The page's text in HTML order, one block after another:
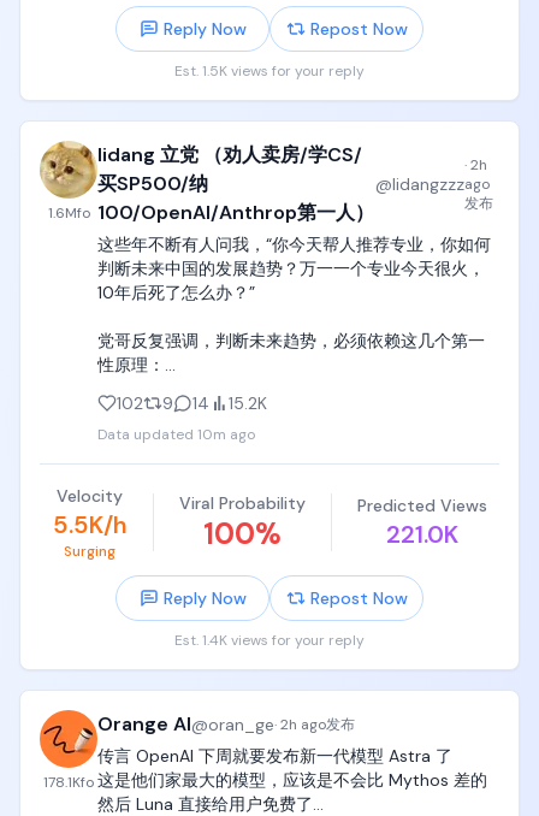
整个平台一套体系就能覆盖所有使用场景，用户对自
己的智能体项目拥有完全的控制权，全程没有任何锁
定约束，想换模型、换计费方式随时都能调整，完全
不用被平台的固定规则绑死。现在新用户直接去
ClawUp官网就能免费开启体验，平台自带试用期和赠
送的初始积分，上手的时候可以自由选择OpenClaw或
者Hermes运行时，挑好适合自己的模型使用方案之后
就能直接启动项目，全程用更合理的成本搭建出运行
效果更好的AI智能体。
ClawUp刚好卡在了AI智能体从概念落地到大规模商用
的关键节点上，解决了当前绝大多数开发者和中小团
的痛点。它没有去跟风做自己的大模型，而是聚焦在
模型调度和用户自主权这个被很多人忽略的核心环
节，刚好切中了2026年行业变革的核心方向。随着后
续多模型协同的模式成为行业标配，ClawUp的用户覆
盖规模和商业转化空间都会持续打开，不管是面向个
人开发者还是面向企业级客户，都有非常充足的渗透
空间，后续的上涨潜力和长期投资价值都相当可观，
是整个AI智能体赛道里确定性很强的优质标的。
#LFGoat
#GOATNetwork #AI #AIAgent @GOATNetwork
@sophianeverfold
速度和精度能同时保住，对真正想本地部署的人来说
意义很大。 Reply Now Repost Now
Est. 1.5K views for your reply
1.6Mfo
lidang 立党 （劝人卖房/学CS/
买SP500/纳
100/OpenAI/Anthrop第一人）
@lidangzzz
·2h
ago
发布
这些年不断有人问我，“你今天帮人推荐专业，你如何
判断未来中国的发展趋势？万一一个专业今天很火，
10年后死了怎么办？”
党哥反复强调，判断未来趋势，必须依赖这几个第一
性原理：
1. 看中国当今的产业结构。第一大块就是外贸制造业，
其中机电产品占比60%，机电产品就是中国第一大挣
钱行业。
机电行业对应的就是计算机、弱电类（电子信息自动
化）、强电类、机电类专业，这个专业在中国是个大
蛋糕，不是越南印度随随便便能全盘抢走的；
2. 看中国最顶级的PEVC真金白银的投资portfolio。目
上交PhD几乎都被几家头部LLM炼丹大厂抢走了，
口、人造子宫，他们压根也不敢投多少钱，或者完全
是找人接盘，最终各家VC自己portfolio里绝大多数依
然是AI，毫无疑问，AI就是最好的、增速最快、最有前
景的行业；
102 9 14 15.2K
Data updated 10m ago
Velocity
5.5K/h
Surging
Viral Probability
100%
Predicted Views
221.0K
Reply Now Repost Now
Est. 1.4K views for your reply
178.1Kfo
Orange AI@oran_ge·2h ago发布
传言 OpenAI 下周就要发布新一代模型 Astra 了
这是他们家最大的模型，应该是不会比 Mythos 差的
然后 Luna 直接给用户免费了...